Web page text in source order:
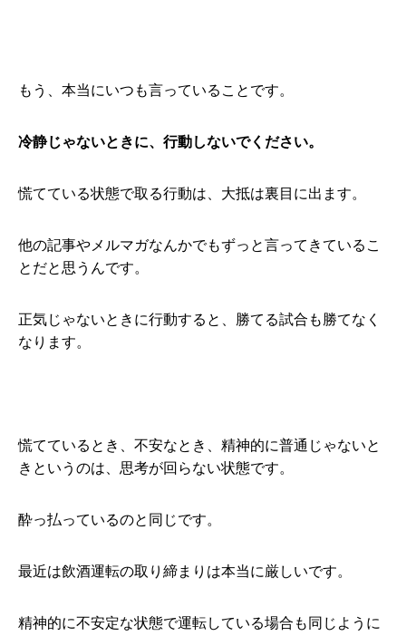
もう、本当にいつも言っていることです。
冷静じゃないときに、行動しないでください。
慌てている状態で取る行動は、大抵は裏目に出ます。
他の記事やメルマガなんかでもずっと言ってきているこ
とだと思うんです。
正気じゃないときに行動すると、勝てる試合も勝てなく
なります。
慌てているとき、不安なとき、精神的に普通じゃないと
きというのは、思考が回らない状態です。
酔っ払っているのと同じです。
最近は飲酒運転の取り締まりは本当に厳しいです。
精神的に不安定な状態で運転している場合も同じように